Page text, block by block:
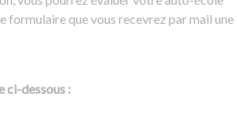
formulaire que vous recevrez par mail une
ci-dessous :